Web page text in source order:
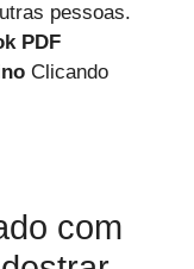
pessoas.
PDF
Clicando
com